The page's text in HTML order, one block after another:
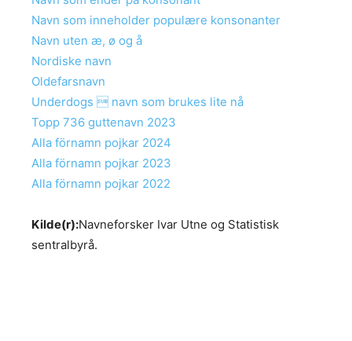
Navn som inneholder populære konsonanter
Navn uten æ, ø og å
Nordiske navn
Oldefarsnavn
Underdogs  navn som brukes lite nå
Topp 736 guttenavn 2023
Alla förnamn pojkar 2024
Alla förnamn pojkar 2023
Alla förnamn pojkar 2022
Kilde(r):Navneforsker Ivar Utne og Statistisk
sentralbyrå.